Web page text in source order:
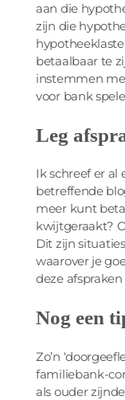
aan die
zijn die
betaalbaar te
instemmen
voor bank
Leg
Ik schreef er al
betreffende
meer kunt
kwijtgeraakt?
Dit zijn
waarover je
deze
Nog een
Zo’n
familiebank-
als ouder